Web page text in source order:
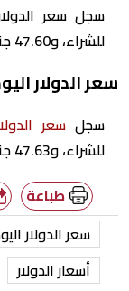
للشراء، و47.60 جنيه للبيع.
سعر الدولار
سجلسعر
للشراء، و47.63 جنيه للبيع.
طباعة
سعر الدولار
أسعار الدولار